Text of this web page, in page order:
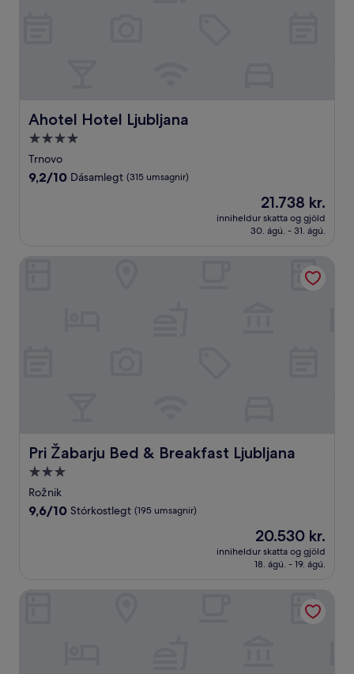
Ahotel Hotel Ljubljana
Ahotel Hotel Ljubljana
4.0
stjörnu
gististaður
Trnovo
9.2
9,2/10 Dásamlegt (315 umsagnir)
Verðið
er
21.738 kr.
21.738 kr.
inniheldur skatta og gjöld
30. ágú. - 31. ágú.
Pri Žabarju Bed & Breakfast Ljubljana
Pri Žabarju Bed & Breakfast Ljubljana
3.0
stjörnu
gististaður
Rožnik
9.6
9,6/10 Stórkostlegt (195 umsagnir)
Verðið
er
20.530 kr.
20.530 kr.
inniheldur skatta og gjöld
18. ágú. - 19. ágú.